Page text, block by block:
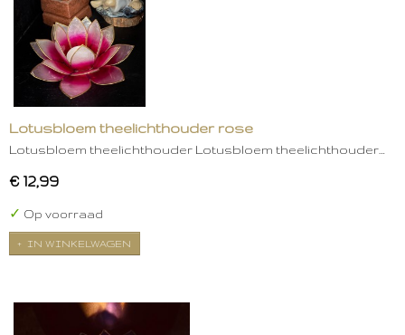
Lotusbloem theelichthouder rose
Lotusbloem theelichthouder Lotusbloem theelichthouder…
€ 12,99
✓ Op voorraad
IN WINKELWAGEN